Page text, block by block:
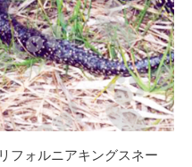
フォルニアキングスネー